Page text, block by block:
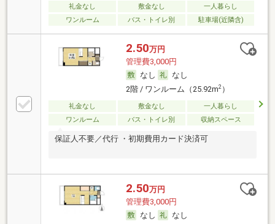
礼金なし 敷金なし
一人暮らし
ワンルーム
バス・トイレ別 駐車場(近隣含)
2.50万円
管理費3,000円
なし
なし
2階 / ワンルーム（25.92m2）
礼金なし 敷金なし
一人暮らし
ワンルーム
バス・トイレ別 収納スペース
保証人不要／代行 ・初期費用カード決済可
2.50万円
管理費3,000円
なし
なし